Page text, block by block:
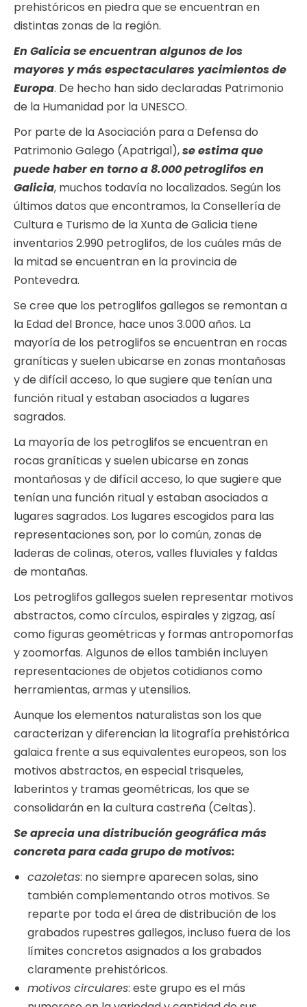
prehistóricos en piedra que se encuentran en
distintas zonas de la región.
En Galicia se encuentran algunos de los
mayores y más espectaculares yacimientos de
Europa. De hecho han sido declaradas Patrimonio
de la Humanidad por la UNESCO.
Por parte de la Asociación para a Defensa do
Patrimonio Galego (Apatrigal),se estima que
puede haber en torno a 8.000 petroglifos en
Galicia, muchos todavía no localizados. Según los
últimos datos que encontramos, la Consellería de
Cultura e Turismo de la Xunta de Galicia tiene
inventarios 2.990 petroglifos, de los cuáles más de
la mitad se encuentran en la provincia de
Pontevedra.
Se cree que los petroglifos gallegos se remontan a
la Edad del Bronce, hace unos 3.000 años. La
mayoría de los petroglifos se encuentran en rocas
graníticas y suelen ubicarse en zonas montañosas
y de difícil acceso, lo que sugiere que tenían una
función ritual y estaban asociados a lugares
sagrados.
La mayoría de los petroglifos se encuentran en
rocas graníticas y suelen ubicarse en zonas
montañosas y de difícil acceso, lo que sugiere que
tenían una función ritual y estaban asociados a
lugares sagrados. Los lugares escogidos para las
representaciones son, por lo común, zonas de
laderas de colinas, oteros, valles fluviales y faldas
de montañas.
Los petroglifos gallegos suelen representar motivos
abstractos, como círculos, espirales y zigzag, así
como figuras geométricas y formas antropomorfas
y zoomorfas. Algunos de ellos también incluyen
representaciones de objetos cotidianos como
herramientas, armas y utensilios.
Aunque los elementos naturalistas son los que
caracterizan y diferencian la litografía prehistórica
galaica frente a sus equivalentes europeos, son los
motivos abstractos, en especial trisqueles,
laberintos y tramas geométricas, los que se
consolidarán en la cultura castreña (Celtas).
Se aprecia una distribución geográfica más
concreta para cada grupo de motivos:
cazoletas: no siempre aparecen solas, sino
también complementando otros motivos. Se
reparte por toda el área de distribución de los
grabados rupestres gallegos, incluso fuera de los
límites concretos asignados a los grabados
claramente prehistóricos.
motivos circulares: este grupo es el más